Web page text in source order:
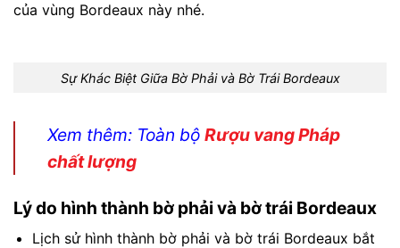
của vùng Bordeaux này nhé.
Sự Khác Biệt Giữa Bờ Phải và Bờ Trái Bordeaux
Xem thêm: Toàn bộ Rượu vang Pháp
chất lượng
Lý do hình thành bờ phải và bờ trái Bordeaux
Lịch sử hình thành bờ phải và bờ trái Bordeaux bắt